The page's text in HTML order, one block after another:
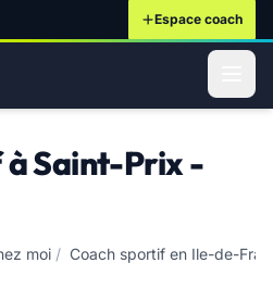
Espace coach
Saint-Prix -
moi / Coach sportif en Ile-de-